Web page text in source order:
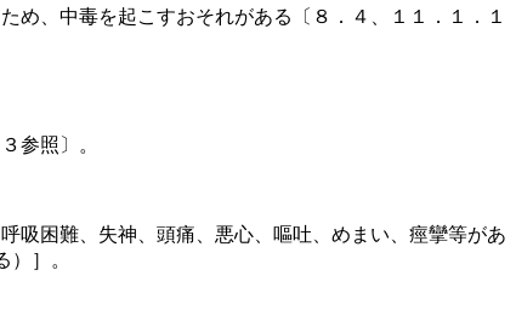
、中毒を起こすおそれがある〔８．４、１１．１．１
参照〕。
吸困難、失神、頭痛、悪心、嘔吐、めまい、痙攣等があ
］。